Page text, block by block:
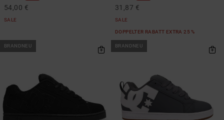
54,00 €
SALE
31,87 €
SALE
DOPPELTER RABATT EXTRA 25 %
BRANDNEU BRANDNEU